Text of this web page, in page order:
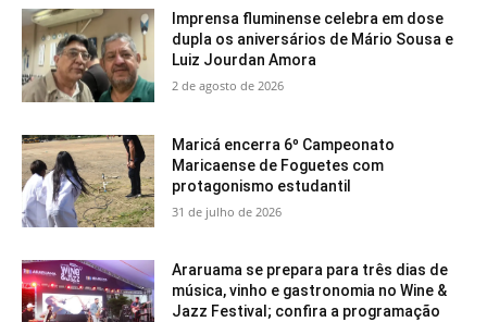
Imprensa fluminense celebra em dose
dupla os aniversários de Mário Sousa e
Luiz Jourdan Amora
2 de agosto de 2026
Maricá encerra 6º Campeonato
Maricaense de Foguetes com
protagonismo estudantil
31 de julho de 2026
Araruama se prepara para três dias de
música, vinho e gastronomia no Wine &
Jazz Festival; confira a programação